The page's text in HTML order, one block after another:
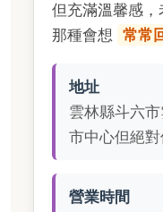
但充滿溫馨感
那種會想 常常
地址
雲林縣斗六
市中心但絕對
營業時間